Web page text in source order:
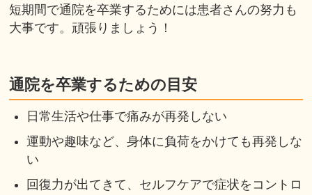
短期間で通院を卒業するためには患者さんの努力も
大事です。頑張りましょう！
通院を卒業するための目安
日常生活や仕事で痛みが再発しない
運動や趣味など、身体に負荷をかけても再発しな
い
回復力が出てきて、セルフケアで症状をコントロ